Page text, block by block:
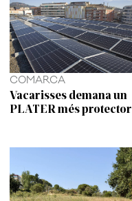
COMARCA
Vacarisses demana un
PLATER més protector